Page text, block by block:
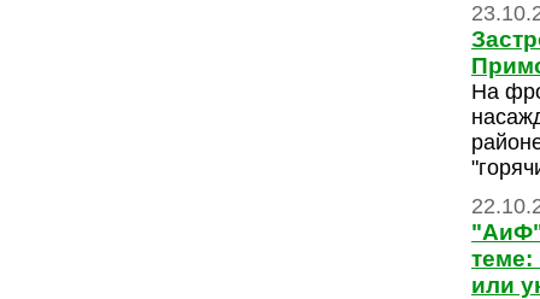
На
"АиФ"
теме:
или